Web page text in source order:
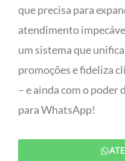
que precisa para
atendimento
um sistema que
promoções e fideliza
– e ainda com o
para WhatsApp!